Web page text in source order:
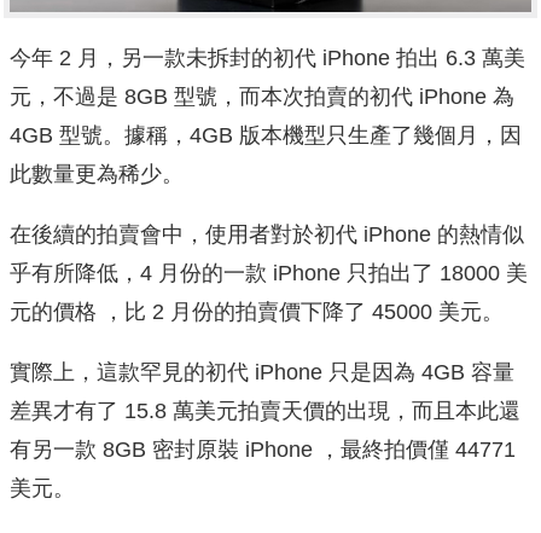
今年 2 月，另一款未拆封的初代 iPhone 拍出 6.3 萬美
元，不過是 8GB 型號，而本次拍賣的初代 iPhone 為
4GB 型號。據稱，4GB 版本機型只生產了幾個月，因
此數量更為稀少。
在後續的拍賣會中，使用者對於初代 iPhone 的熱情似
乎有所降低，4 月份的一款 iPhone 只拍出了 18000 美
元的價格 ，比 2 月份的拍賣價下降了 45000 美元。
實際上，這款罕見的初代 iPhone 只是因為 4GB 容量
差異才有了 15.8 萬美元拍賣天價的出現，而且本此還
有另一款 8GB 密封原裝 iPhone ，最終拍價僅 44771
美元。